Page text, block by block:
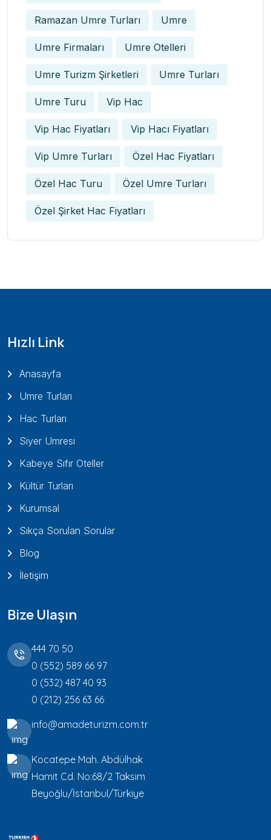
Ramazan Umre Turları Umre
Umre Firmaları Umre Otelleri
Umre Turizm Şirketleri Umre Turları
Umre Turu Vip Hac
Vip Hac Fiyatları Vip Hacı Fiyatları
Vip Umre Turları Özel Hac Fiyatları
Özel Hac Turu Özel Umre Turları
Özel Şirket Hac Fiyatları
Hızlı Link
Anasayfa
Umre Turları
Hac Turları
Siyer Umresi
Kabeye Sıfır Oteller
Kültür Turları
Kurumsal
Sıkça Sorulan Sorular
Blog
İletişim
Bize Ulaşın
444 70 50
0 (552) 589 66 97
0 (532) 487 40 93
0 (212) 256 63 66
info@amadeturizm.com.tr
Kocatepe Mah. Abdülhak
Hamit Cd. No:68/2 Taksim
Beyoğlu/İstanbul/Türkiye